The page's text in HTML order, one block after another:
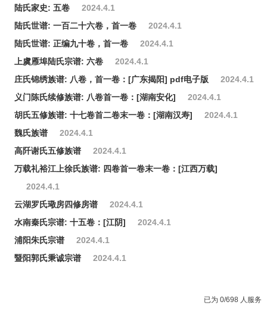
陆氏家史: 五卷
2024.4.1
陆氏世谱: 一百二十六卷，首一卷
2024.4.1
陆氏世谱: 正编九十卷，首一卷
2024.4.1
上虞雁埠陆氏宗谱: 六卷
2024.4.1
庄氏锦绣族谱: 八卷，首一卷：[广东揭阳] pdf电子版
2024.4.1
义门陈氏续修族谱: 八卷首一卷：[湖南安化]
2024.4.1
胡氏五修族谱: 十七卷首二卷末一卷：[湖南汉寿]
2024.4.1
魏氏族谱
2024.4.1
高阡谢氏五修族谱
2024.4.1
万载礼裕江上徐氏族谱: 四卷首一卷末一卷：[江西万载]
2024.4.1
云湖罗氏璥房四修房谱
2024.4.1
水南秦氏宗谱: 十五卷：[江阴]
2024.4.1
浦阳朱氏宗谱
2024.4.1
暨阳郭氏秉诚宗谱
2024.4.1
已为 0/698 人服务